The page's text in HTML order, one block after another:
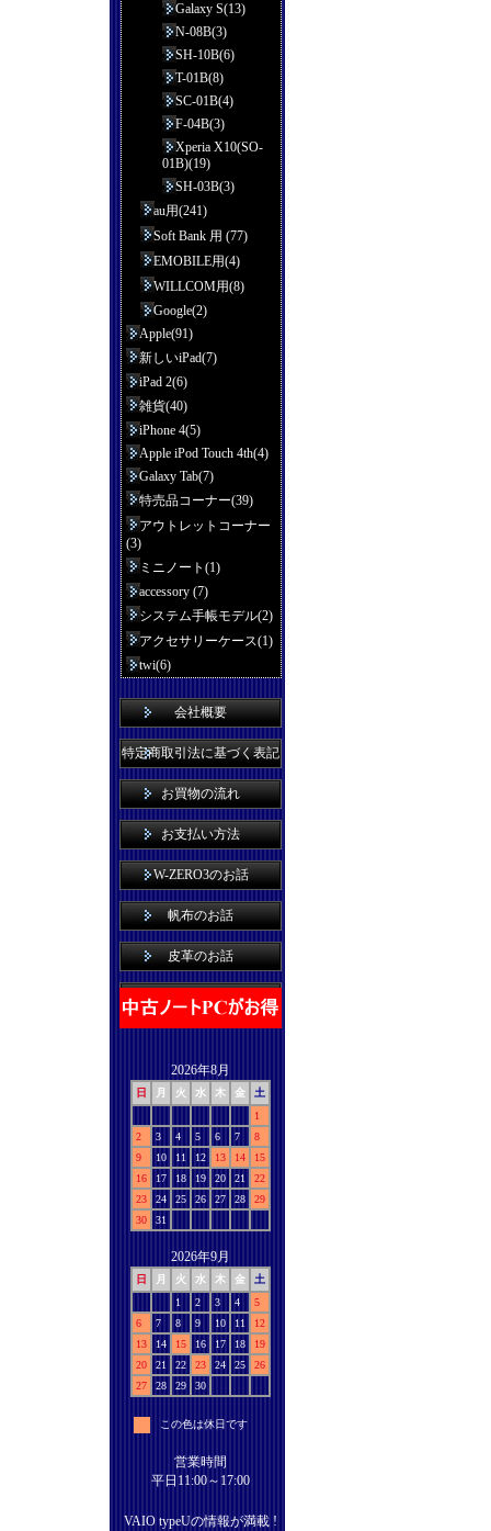
Galaxy S(13)
N-08B(3)
SH-10B(6)
T-01B(8)
SC-01B(4)
F-04B(3)
Xperia X10(SO-
01B)(19)
SH-03B(3)
au用(241)
Soft Bank 用 (77)
EMOBILE用(4)
WILLCOM用(8)
Google(2)
Apple(91)
新しいiPad(7)
iPad 2(6)
雑貨(40)
iPhone 4(5)
Apple iPod Touch 4th(4)
Galaxy Tab(7)
特売品コーナー(39)
アウトレットコーナー
(3)
ミニノート(1)
accessory (7)
システム手帳モデル(2)
アクセサリーケース(1)
twi(6)
会社概要
特定商取引法に基づく表記
お買物の流れ
お支払い方法
W-ZERO3のお話
帆布のお話
皮革のお話
2026年8月
日 月 火 水 木 金
土
1
2
3 4 5 6 7
8
9
10 11 12 13 14
15
16
17 18 19 20 21
22
23
24 25 26 27 28
29
30
31
2026年9月
日 月 火 水 木 金
土
1
2 3 4
5
6
7 8 9 10 11
12
13
14 15 16 17 18
19
20
21 22 23 24 25
26
27
28 29 30
この色は休日です
営業時間
平日11:00～17:00
VAIO typeUの情報が満載 !